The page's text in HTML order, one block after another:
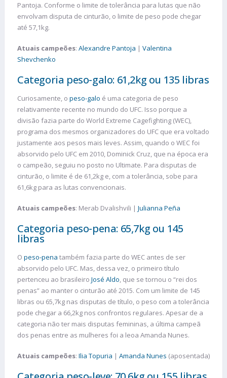
Pantoja. Conforme o limite de tolerância para lutas que não
envolvam disputa de cinturão, o limite de peso pode chegar
até 57,1kg.
Atuais campeões: Alexandre Pantoja | Valentina
Shevchenko
Categoria peso-galo: 61,2kg ou 135 libras
Curiosamente, o peso-galo é uma categoria de peso
relativamente recente no mundo do UFC. Isso porque a
divisão fazia parte do World Extreme Cagefighting (WEC),
programa dos mesmos organizadores do UFC que era voltado
justamente aos pesos mais leves. Assim, quando o WEC foi
absorvido pelo UFC em 2010, Dominick Cruz, que na época era
o campeão, seguiu no posto no Ultimate. Para disputas de
cinturão, o limite é de 61,2kg e, com a tolerância, sobe para
61,6kg para as lutas convencionais.
Atuais campeões: Merab Dvalishvili | Julianna Peña
Categoria peso-pena: 65,7kg ou 145
libras
O peso-pena também fazia parte do WEC antes de ser
absorvido pelo UFC. Mas, dessa vez, o primeiro título
pertenceu ao brasileiro José Aldo, que se tornou o “rei dos
penas” ao manter o cinturão até 2015. Com um limite de 145
libras ou 65,7kg nas disputas de título, o peso com a tolerância
pode chegar a 66,2kg nos confrontos regulares. Apesar de a
categoria não ter mais disputas femininas, a última campeã
dos penas entre as mulheres foi a leoa Amanda Nunes.
Atuais campeões: Ilia Topuria | Amanda Nunes (aposentada)